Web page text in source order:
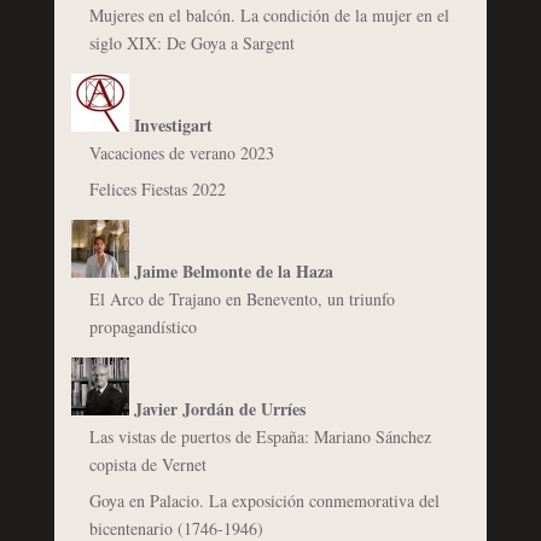
Mujeres en el balcón. La condición de la mujer en el
siglo XIX: De Goya a Sargent
Investigart
Vacaciones de verano 2023
Felices Fiestas 2022
Jaime Belmonte de la Haza
El Arco de Trajano en Benevento, un triunfo
propagandístico
Javier Jordán de Urríes
Las vistas de puertos de España: Mariano Sánchez
copista de Vernet
Goya en Palacio. La exposición conmemorativa del
bicentenario (1746-1946)